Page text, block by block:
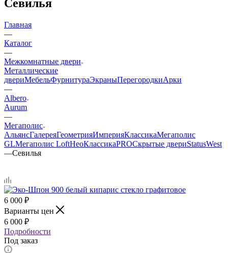
Севилья
Главная
—
Каталог
—
Межкомнатные двери
Металлические
двериМебельФурнитураЭкраныПерегородкиАрки
—
Albero
Aurum
—
Мегаполис
АльянсГалереяГеометрияИмперияКлассикаМегаполис
GLМегаполис LoftНеоКлассикаPROСкрытые двериStatusWest
—Севилья
6 000 ₽
Варианты цен
6 000 ₽
Подробности
Под заказ